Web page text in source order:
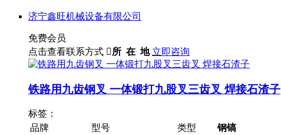
济宁鑫旺机械设备有限公司
免费会员
点击查看联系方式 所 在 地 立即咨询
铁路用九齿钢叉 一体锻打九股叉三齿叉 焊接石渣子
标签：
品牌
型号 类型
钢镐